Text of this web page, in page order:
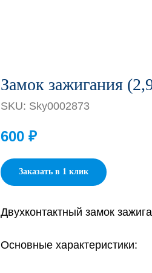
Замок зажигания
SKU: Sky0002873
600 ₽
Заказать в 1 клик
Двухконтактный замок
Основные характеристики: